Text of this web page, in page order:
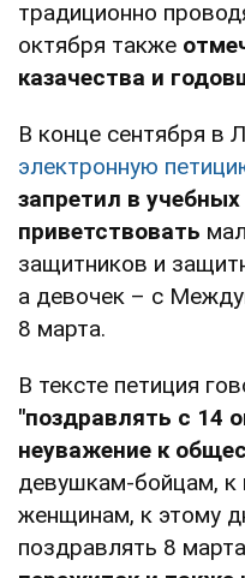
традиционно
октября также
казачества и
В конце сентября в
электронную
запретил в
приветствовать
защитников и
а девочек – с
8 марта.
В тексте петиция
"поздравлять с 14
неуважение к
девушкам-бойцам, к
женщинам, к этому
поздравлять 8